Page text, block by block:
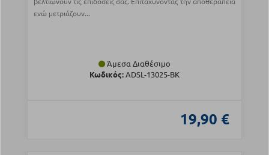
ενώ μετριάζουν...
Άμεσα Διαθέσιμο
Κωδικός:ADSL-13025-BK
19,90 €